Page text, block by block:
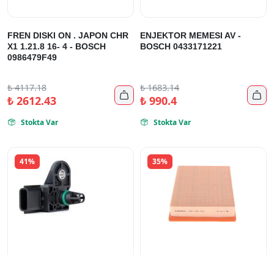
FREN DISKI ON . JAPON CHR
X1 1.21.8 16- 4 - BOSCH
0986479F49
₺4117.18
₺2612.43 
 Stokta Var
ENJEKTOR MEMESI AV -
BOSCH 0433171221
₺1683.14
₺990.4 
 Stokta Var
41% 35%